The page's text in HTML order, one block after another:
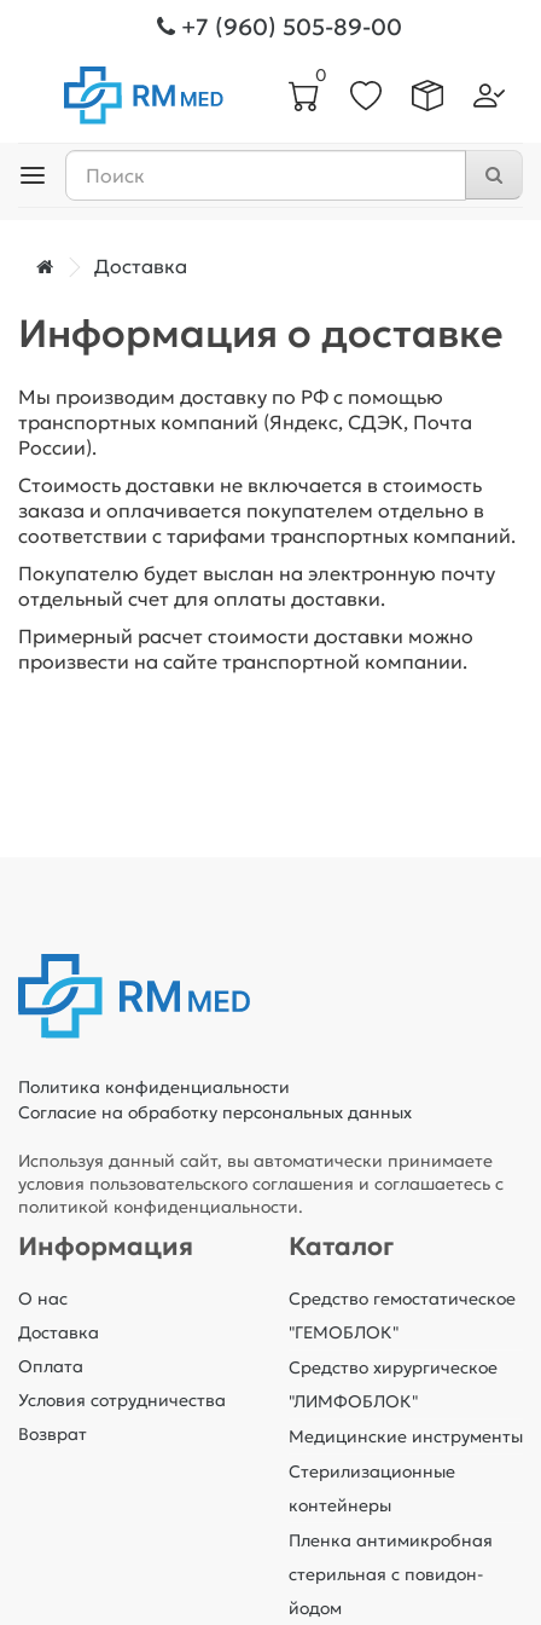
+7 (960) 505-89-00
0
Доставка
Информация о доставке
Мы производим доставку по РФ с помощью
транспортных компаний (Яндекс, СДЭК, Почта
России).
Стоимость доставки не включается в стоимость
заказа и оплачивается покупателем отдельно в
соответствии с тарифами транспортных компаний.
Покупателю будет выслан на электронную почту
отдельный счет для оплаты доставки.
Примерный расчет стоимости доставки можно
произвести на сайте транспортной компании.
Политика конфиденциальности
Согласие на обработку персональных данных
Используя данный сайт, вы автоматически принимаете
условия пользовательского соглашения и соглашаетесь с
политикой конфиденциальности.
Информация
О нас
Доставка
Оплата
Условия сотрудничества
Возврат
Каталог
Средство гемостатическое
"ГЕМОБЛОК"
Средство хирургическое
"ЛИМФОБЛОК"
Медицинские инструменты
Стерилизационные
контейнеры
Пленка антимикробная
стерильная с повидон-
йодом